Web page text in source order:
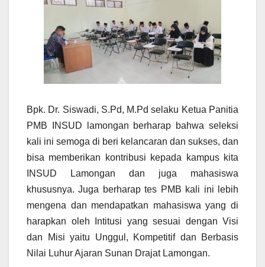
Bpk. Dr. Siswadi, S.Pd, M.Pd selaku Ketua Panitia
PMB INSUD lamongan berharap bahwa seleksi
kali ini semoga di beri kelancaran dan sukses, dan
bisa memberikan kontribusi kepada kampus kita
INSUD Lamongan dan juga mahasiswa
khususnya. Juga berharap tes PMB kali ini lebih
mengena dan mendapatkan mahasiswa yang di
harapkan oleh Intitusi yang sesuai dengan Visi
dan Misi yaitu Unggul, Kompetitif dan Berbasis
Nilai Luhur Ajaran Sunan Drajat Lamongan.